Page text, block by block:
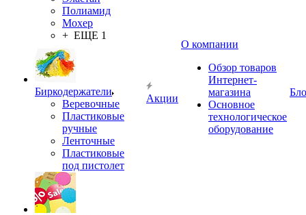
Полиамид
Мохер
+ ЕЩЕ 1
Биркодержатели
Веревочные
Пластиковые
ручные
Ленточные
Пластиковые
под пистолет
Акции
О компании
Обзор товаров
Интернет-
магазина
Основное
технологическое
оборудование